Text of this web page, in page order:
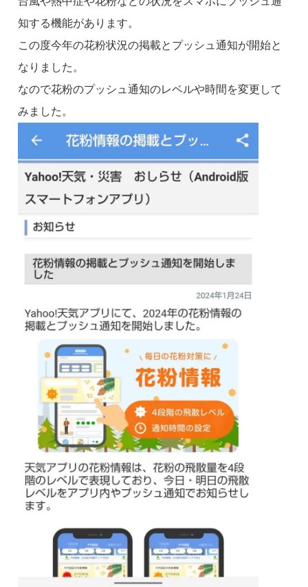
知する機能があります。
この度今年の花粉状況の掲載とプッシュ通知が開始と
なりました。
なので花粉のプッシュ通知のレベルや時間を変更して
みました。